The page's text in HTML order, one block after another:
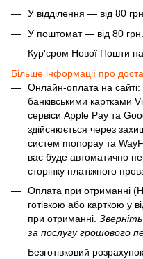
У відділення — від 80
У поштомат — від 80 грн.
Кур'єром Нової Пошти
Більше інформації про
Онлайн-оплата на
банківськими картками
сервіси Apple Pay та
здійснюється через
систем monopay та
вас буде автоматично
сторінку платіжного
Оплата при отриманні
готівкою або карткою у
при отриманні. Зверніть
за послугу грошового
Безготівковий